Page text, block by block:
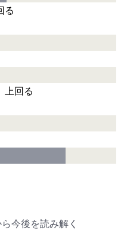
る
上回る
今後を読み解く